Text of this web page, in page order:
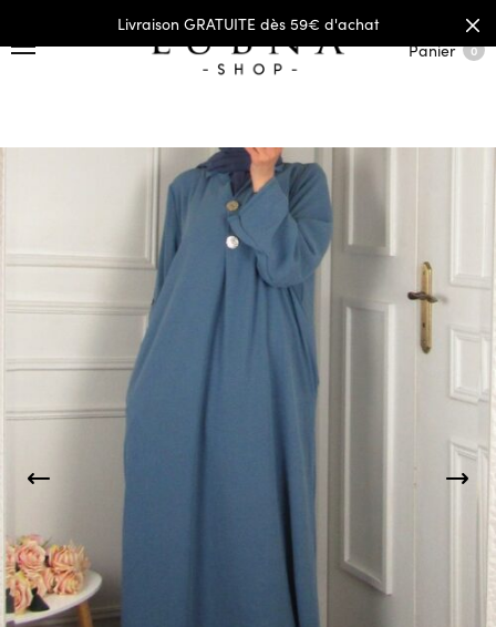
Livraison GRATUITE dès 59€ d'achat
Panier
0